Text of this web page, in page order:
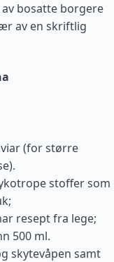
bosatte borgere
av en skriftlig
(for større
stoffer som
resept fra lege;
500 ml.
skytevåpen samt